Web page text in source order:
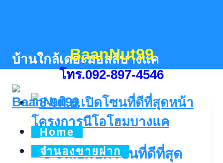
content
BaanNut99
โทร.092-897-4546
Home
จำนองขายฝาก
บ้านใกล้เดอะมอลล์บางแค
8-9มิ.ย.เปิดโซนที่ดีที่สุด